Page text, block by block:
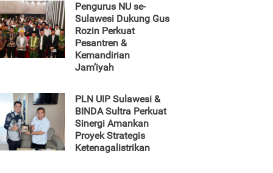
Pengurus NU se-
Sulawesi Dukung Gus
Rozin Perkuat
Pesantren &
Kemandirian
Jam’iyah
PLN UIP Sulawesi &
BINDA Sultra Perkuat
Sinergi Amankan
Proyek Strategis
Ketenagalistrikan